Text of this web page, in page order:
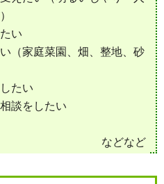
い
（家庭菜園、畑、整地、砂
たい
談をしたい
などなど